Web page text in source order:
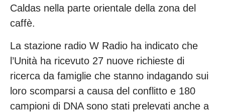
Caldas nella parte orientale della zona del
caffè.
La stazione radio W Radio ha indicato che
l’Unità ha ricevuto 27 nuove richieste di
ricerca da famiglie che stanno indagando sui
loro scomparsi a causa del conflitto e 180
campioni di DNA sono stati prelevati anche a